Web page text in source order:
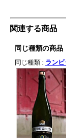
関連する商品
同じ種類の商品
同じ種類 : ラン